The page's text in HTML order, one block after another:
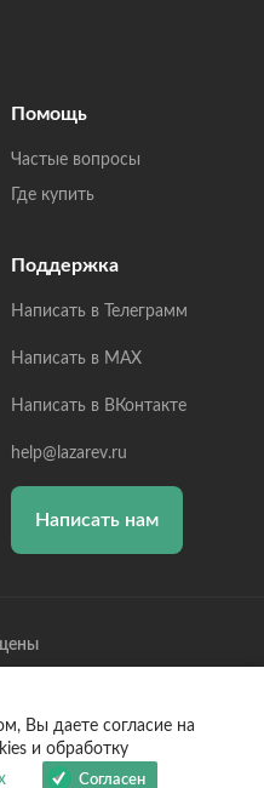
Помощь
Частые вопросы
Где купить
Поддержка
Написать в Телеграмм
Написать в MAX
Написать в ВКонтакте
help@lazarev.ru
Написать нам
К/С:
Вы даете согласие на
и обработку
Согласен